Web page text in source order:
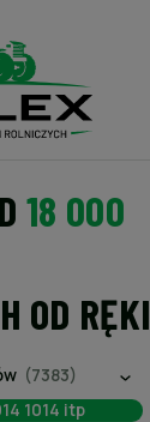
18 000
OD RĘKI
(7383)
1014 itp